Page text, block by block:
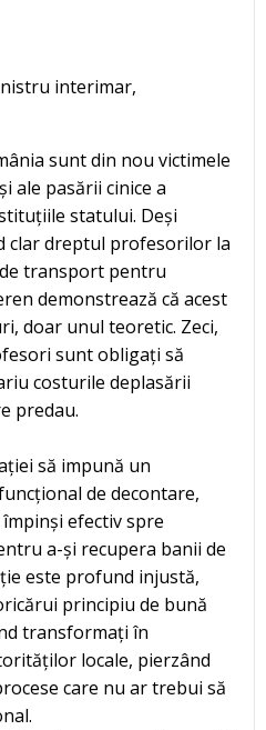
interimar,
sunt din nou victimele
ale pasării cinice a
statului. Deși
clar dreptul profesorilor la
transport pentru
demonstrează că acest
doar unul teoretic. Zeci,
sunt obligați să
costurile deplasării
predau.
să impună un
de decontare,
efectiv spre
a-și recupera banii de
este profund injustă,
principiu de bună
transformați în
locale, pierzând
care nu ar trebui să